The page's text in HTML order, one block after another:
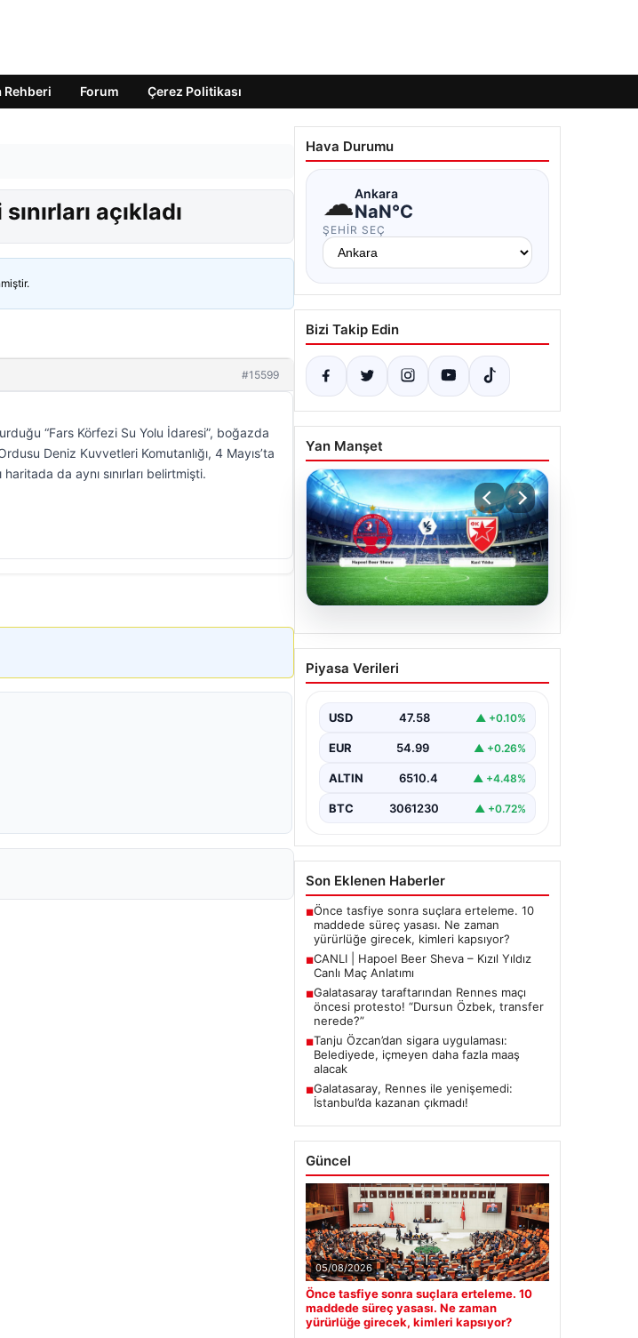
Rehberi Forum Çerez Politikası
açıkladı
#15599
“Fars Körfezi Su Yolu İdaresi”, boğazda
Deniz Kuvvetleri Komutanlığı, 4 Mayıs’ta
da aynı sınırları belirtmişti.
Hava Durumu
☁Ankara
NaN°C
ŞEHIR SEÇ
Bizi Takip Edin
Yan Manşet
04.08.2026
CANLI | Hapoel Beer
Sheva – Kızıl Yıldız Canlı
Piyasa Verileri
USD 47.58 ▲ +0.10%
EUR 54.99 ▲ +0.26%
ALTIN 6510.4 ▲ +4.48%
BTC 3061230 ▲ +0.72%
Son Eklenen Haberler
■Önce tasfiye sonra suçlara erteleme. 10
maddede süreç yasası. Ne zaman
yürürlüğe girecek, kimleri kapsıyor?
■CANLI | Hapoel Beer Sheva – Kızıl Yıldız
Canlı Maç Anlatımı
■Galatasaray taraftarından Rennes maçı
öncesi protesto! “Dursun Özbek, transfer
nerede?”
■Tanju Özcan’dan sigara uygulaması:
Belediyede, içmeyen daha fazla maaş
alacak
■Galatasaray, Rennes ile yenişemedi:
İstanbul’da kazanan çıkmadı!
Güncel
05/08/2026
Önce tasfiye sonra suçlara erteleme. 10
maddede süreç yasası. Ne zaman
yürürlüğe girecek, kimleri kapsıyor?